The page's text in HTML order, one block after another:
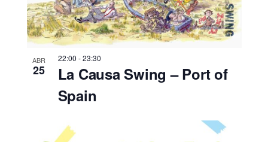
ABR
25
22:00 -23:30
La Causa Swing – Port of
Spain